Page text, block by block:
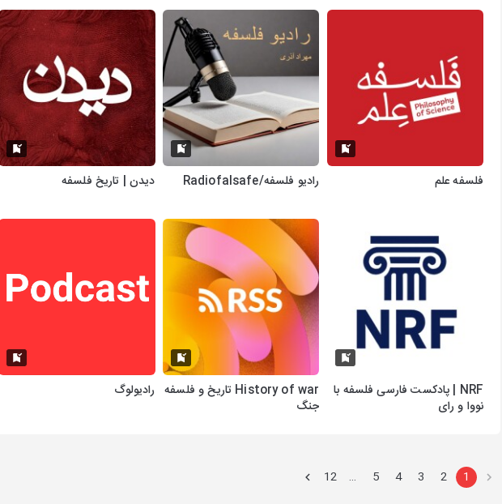
فلسفه علم رادیو فلسفه/Radiofalsafe دیدن | تاریخ فلسفه
NRF | پادکست فارسی فلسفه با
نووا و رای
History of war تاریخ و فلسفه
جنگ
رادیولوگ
1
2
3
4
5
…
12